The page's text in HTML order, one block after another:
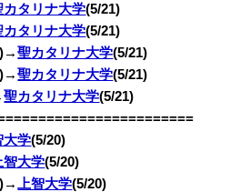
カタリナ大学(5/21)
カタリナ大学(5/21)
)→聖カタリナ大学(5/21)
)→聖カタリナ大学(5/21)
聖カタリナ大学(5/21)
大学(5/20)
智大学(5/20)
)→ 上智大学(5/20)